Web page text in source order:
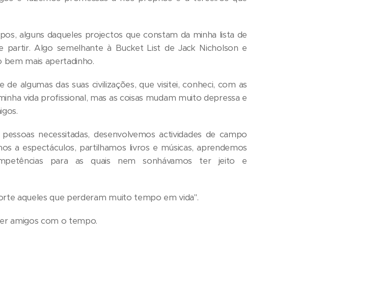
alguns daqueles projectos que constam da minha lista de
partir. Algo semelhante à Bucket List de Jack Nicholson e
mais apertadinho.
algumas das suas civilizações, que visitei, conheci, com as
vida profissional, mas as coisas mudam muito depressa e
necessitadas, desenvolvemos actividades de campo
a espectáculos, partilhamos livros e músicas, aprendemos
para as quais nem sonhávamos ter jeito e
aqueles que perderam muito tempo em vida".
amigos com o tempo.